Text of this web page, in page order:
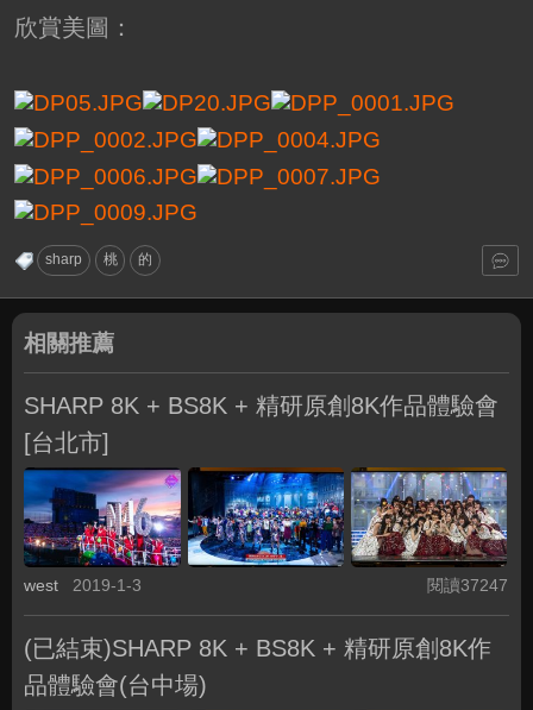
欣賞美圖：
sharp 桃 的
相關推薦
SHARP 8K + BS8K + 精研原創8K作品體驗會
[台北市]
west 2019-1-3 閱讀37247
(已結束)SHARP 8K + BS8K + 精研原創8K作
品體驗會(台中場)